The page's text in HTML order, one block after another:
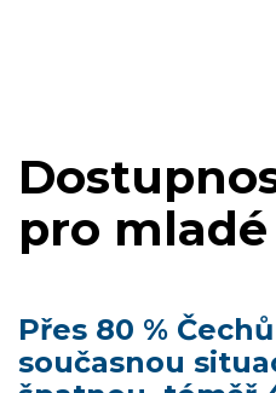
pro mladé
Přes 80 %
současnou